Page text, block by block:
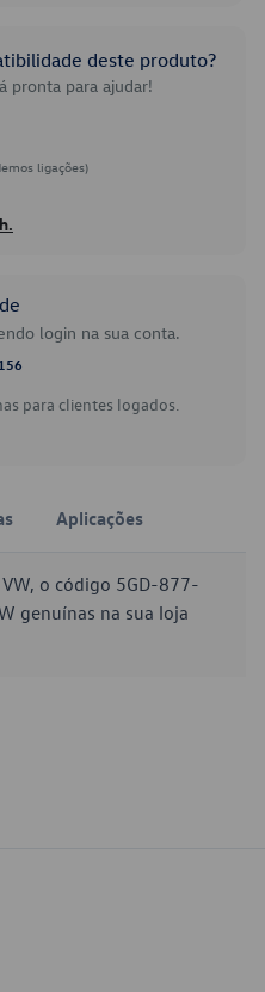
deste produto?
pronta para ajudar!
ligações)
login na sua conta.
para clientes logados.
Aplicações
o código 5GD-877-
genuínas na sua loja